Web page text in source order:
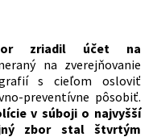
zriadil účet na
na zverejňovanie
s cieľom osloviť
preventívne pôsobiť.
v súboji o najvyšší
zbor stal štvrtým